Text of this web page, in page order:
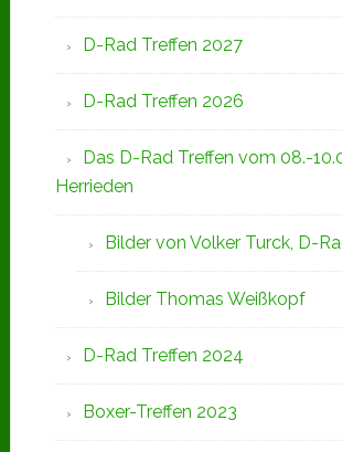
D-Rad Treffen 2027
D-Rad Treffen 2026
Das D-Rad Treffen vom 08.-
Herrieden
Bilder von Volker Turck, D-
Bilder Thomas Weißkopf
D-Rad Treffen 2024
Boxer-Treffen 2023